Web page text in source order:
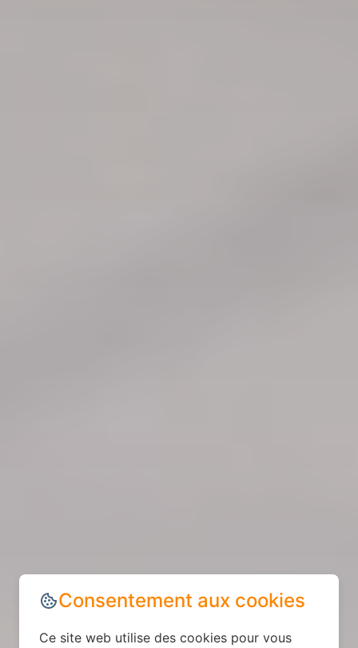
Consentement aux cookies
Ce site web utilise des cookies pour vous